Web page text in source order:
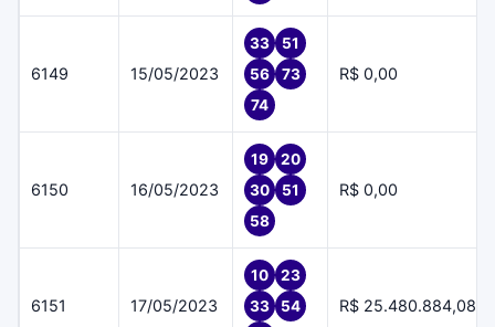
6149 15/05/2023
33
51
56
73
74
R$ 0,00
6150 16/05/2023
19
20
30
51
58
R$ 0,00
6151 17/05/2023
10
23
33
54
R$ 25.480.884,08